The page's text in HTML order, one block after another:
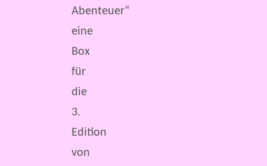
Abenteuer“
eine
Box
für
die
3.
Edition
von